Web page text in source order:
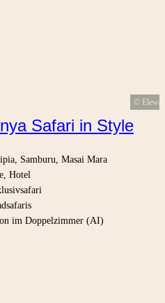
©
Safari in Style
Samburu, Masai Mara
Hotel
im Doppelzimmer (AI)